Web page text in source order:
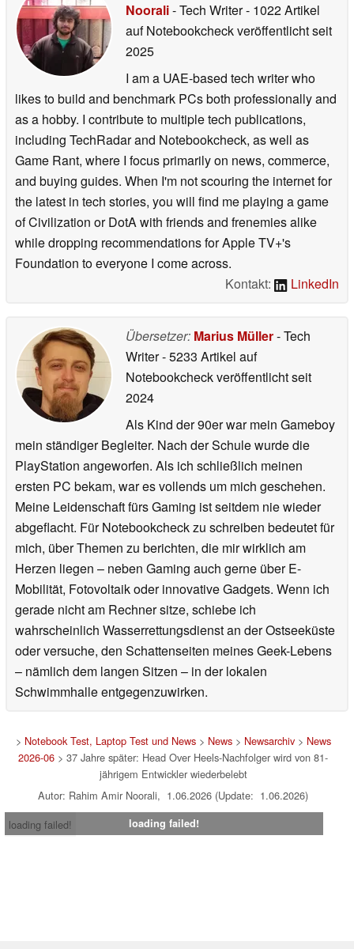
Noorali- Tech Writer- 1022 Artikel
auf Notebookcheck veröffentlichtseit
2025
I am a UAE-based tech writer who
likes to build and benchmark PCs both professionally and
as a hobby. I contribute to multiple tech publications,
including TechRadar and Notebookcheck, as well as
Game Rant, where I focus primarily on news, commerce,
and buying guides. When I'm not scouring the internet for
the latest in tech stories, you will find me playing a game
of Civilization or DotA with friends and frenemies alike
while dropping recommendations for Apple TV+'s
Foundation to everyone I come across.
Kontakt:
LinkedIn
Übersetzer: Marius Müller- Tech
Writer- 5233 Artikel auf
Notebookcheck veröffentlichtseit
2024
Als Kind der 90er war mein Gameboy
mein ständiger Begleiter. Nach der Schule wurde die
PlayStation angeworfen. Als ich schließlich meinen
ersten PC bekam, war es vollends um mich geschehen.
Meine Leidenschaft fürs Gaming ist seitdem nie wieder
abgeflacht. Für Notebookcheck zu schreiben bedeutet für
mich, über Themen zu berichten, die mir wirklich am
Herzen liegen – neben Gaming auch gerne über E-
Mobilität, Fotovoltaik oder innovative Gadgets. Wenn ich
gerade nicht am Rechner sitze, schiebe ich
wahrscheinlich Wasserrettungsdienst an der Ostseeküste
oder versuche, den Schattenseiten meines Geek-Lebens
– nämlich dem langen Sitzen – in der lokalen
Schwimmhalle entgegenzuwirken.
> Notebook Test, Laptop Test und News> News> Newsarchiv> News
2026-06 > 37 Jahre später: Head Over Heels-Nachfolger wird von 81-
jährigem Entwickler wiederbelebt
Autor: Rahim Amir Noorali, 1.06.2026 (Update: 1.06.2026)
loading failed!
loading failed!